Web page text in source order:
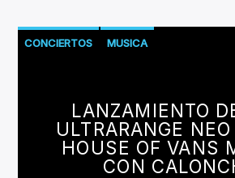
CONCIERTOS MUSICA
LANZAMIENTO
ULTRARANGE
HOUSE OF VANS
CON